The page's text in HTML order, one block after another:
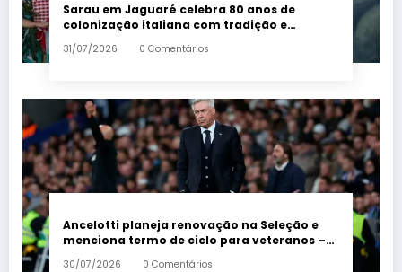
Sarau em Jaguaré celebra 80 anos de
colonização italiana com tradição e
trambolhão da polenta – Em Dia ES
31/07/2026 0 Comentários
Ancelotti planeja renovação na Seleção e
menciona termo de ciclo para veteranos –
Em Dia ES
30/07/2026 0 Comentários